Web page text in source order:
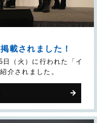
載されました！
日（火）に行われた「イ
介されました。